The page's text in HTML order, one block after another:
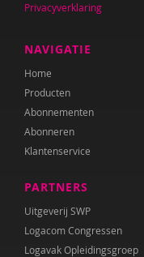
Privacyverklaring
NAVIGATIE
Home
Producten
Abonnementen
Abonneren
Klantenservice
PARTNERS
Uitgeverij SWP
Logacom Congressen
Logavak Opleidingsgroep